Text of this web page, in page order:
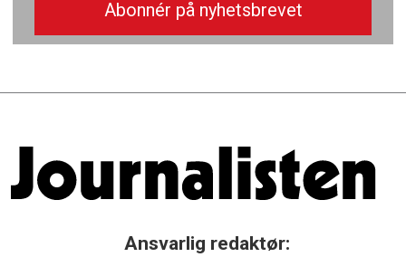
Ansvarlig redaktør: